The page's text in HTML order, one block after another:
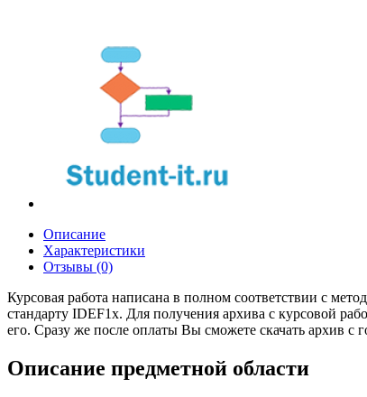
Описание
Характеристики
Отзывы (0)
Курсовая работа написана в полном соответствии с
стандарту IDEF1x. Для получения архива с курсовой
его. Сразу же после оплаты Вы сможете скачать архив с
Описание предметной области